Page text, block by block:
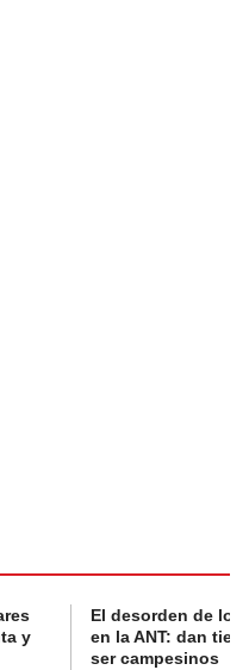
y
El desorden de
en la ANT: dan
ser campesinos